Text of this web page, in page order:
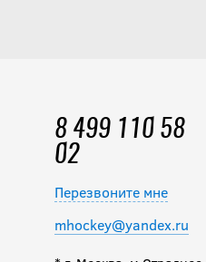
8 499 110 58
02
Перезвоните мне
mhockey@yandex.ru